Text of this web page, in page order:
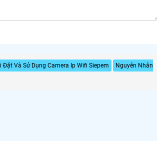
Đặt Và Sử Dụng Camera Ip Wifi Siepem
Nguyên Nhân